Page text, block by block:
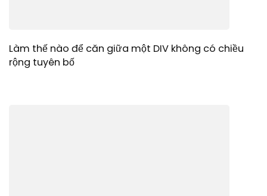
Làm thế nào để căn giữa một DIV không có chiều
rộng tuyên bố